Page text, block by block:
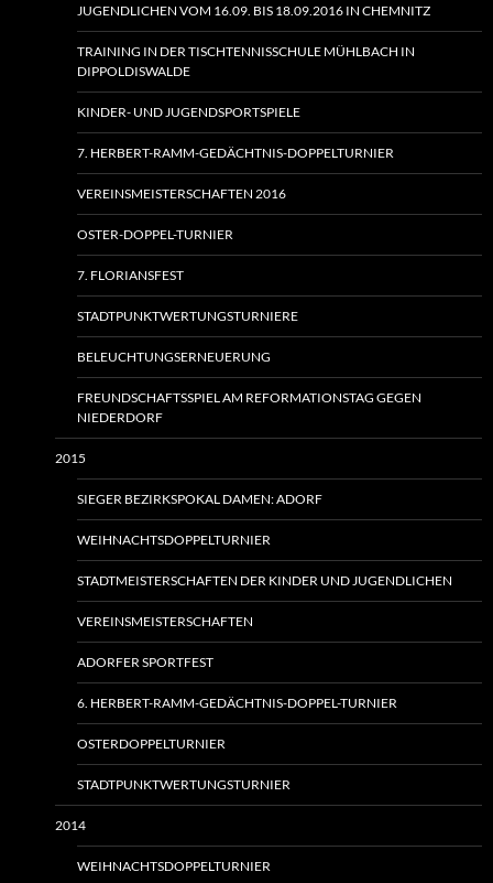
JUGENDLICHEN VOM 16.09. BIS 18.09.2016 IN CHEMNITZ
TRAINING IN DER TISCHTENNISSCHULE MÜHLBACH IN
DIPPOLDISWALDE
KINDER- UND JUGENDSPORTSPIELE
7. HERBERT-RAMM-GEDÄCHTNIS-DOPPELTURNIER
VEREINSMEISTERSCHAFTEN 2016
OSTER-DOPPEL-TURNIER
7. FLORIANSFEST
STADTPUNKTWERTUNGSTURNIERE
BELEUCHTUNGSERNEUERUNG
FREUNDSCHAFTSSPIEL AM REFORMATIONSTAG GEGEN
NIEDERDORF
2015
SIEGER BEZIRKSPOKAL DAMEN: ADORF
WEIHNACHTSDOPPELTURNIER
STADTMEISTERSCHAFTEN DER KINDER UND JUGENDLICHEN
VEREINSMEISTERSCHAFTEN
ADORFER SPORTFEST
6. HERBERT-RAMM-GEDÄCHTNIS-DOPPEL-TURNIER
OSTERDOPPELTURNIER
STADTPUNKTWERTUNGSTURNIER
2014
WEIHNACHTSDOPPELTURNIER